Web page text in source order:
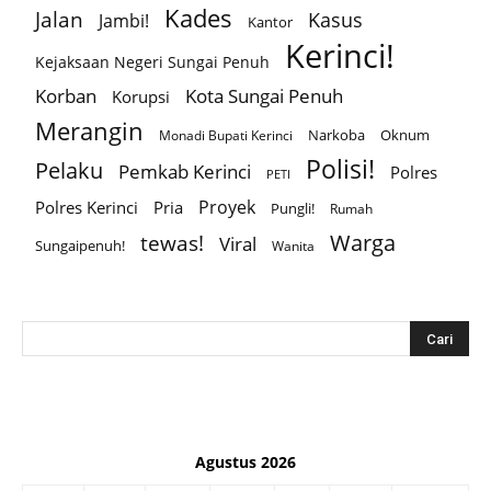
Jalan Jambi! Kades Kantor Kasus
Kejaksaan Negeri Sungai Penuh Kerinci!
Korban Korupsi Kota Sungai Penuh
Merangin Monadi Bupati Kerinci Narkoba Oknum
Pelaku Pemkab Kerinci PETI Polisi!
Polres
Polres Kerinci
Pria Proyek Pungli! Rumah
Sungaipenuh! tewas! Viral Wanita Warga
Agustus 2026